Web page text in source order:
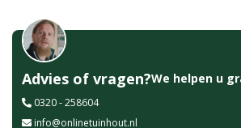
Advies of vragen?We helpen u
0320 - 258604
info@onlinetuinhout.nl